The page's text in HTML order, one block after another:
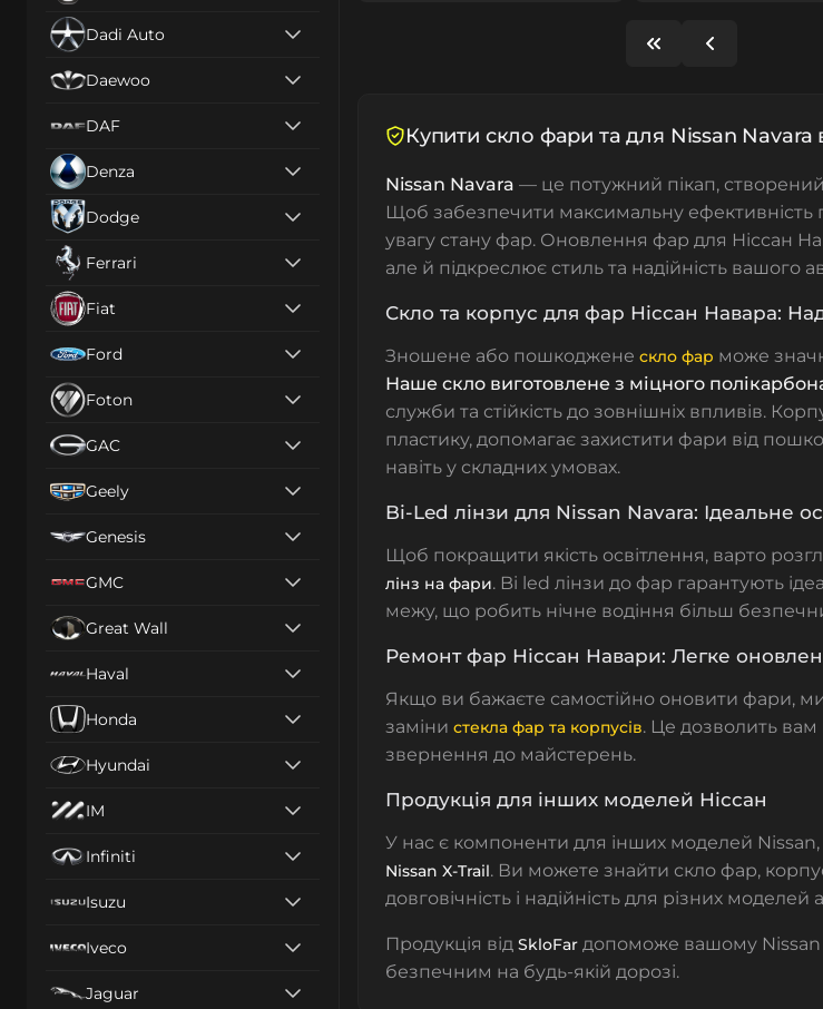
Dadi Auto
Daewoo
DAF
Denza
Dodge
Ferrari
Fiat
Ford
Foton
GAC
Geely
Genesis
GMC
Great Wall
Haval
Honda
Hyundai
IM
Infiniti
Isuzu
Iveco
Jaguar
Купити скло фари та для Nissan Navara
Nissan Navara — це потужний пікап,
Щоб забезпечити максимальну ефективність
увагу стану фар. Оновлення фар для Ніссан
але й підкреслює стиль та надійність вашого
Скло та корпус для фар Ніссан Навара:
Зношене або пошкоджене скло фар може
Наше скло виготовлене з міцного
служби та стійкість до зовнішніх впливів.
пластику, допомагає захистити фари від
навіть у складних умовах.
Bi-Led лінзи для Nissan Navara: Ідеальне
Щоб покращити якість освітлення, варто
лінз на фари. Bi led лінзи до фар гарантують
межу, що робить нічне водіння більш
Ремонт фар Ніссан Навари: Легке
Якщо ви бажаєте самостійно оновити фари,
заміни стекла фар та корпусів. Це дозволить
звернення до майстерень.
Продукція для інших моделей Ніссан
У нас є компоненти для інших моделей Nissan,
Nissan X-Trail. Ви можете знайти скло фар,
довговічність і надійність для різних моделей
Продукція від SkloFar допоможе вашому Nissan
безпечним на будь-якій дорозі.